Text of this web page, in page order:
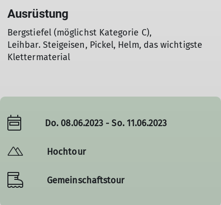
Ausrüstung
Bergstiefel (möglichst Kategorie C),
Leihbar. Steigeisen, Pickel, Helm, das wichtigste
Klettermaterial
Do. 08.06.2023 - So. 11.06.2023
Hochtour
Gemeinschaftstour